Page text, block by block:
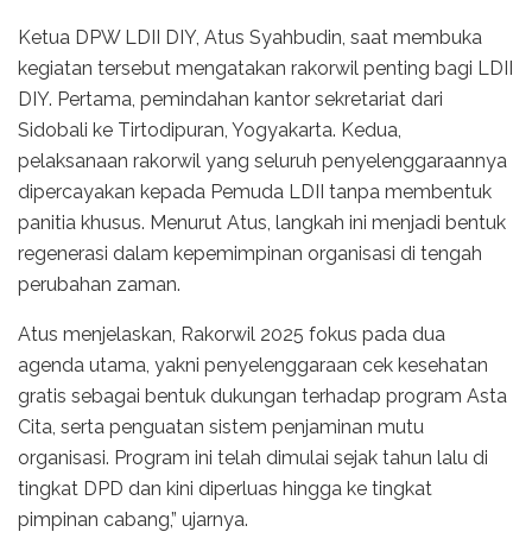
Ketua DPW LDII DIY, Atus Syahbudin, saat membuka
kegiatan tersebut mengatakan rakorwil penting bagi LDII
DIY. Pertama, pemindahan kantor sekretariat dari
Sidobali ke Tirtodipuran, Yogyakarta. Kedua,
pelaksanaan rakorwil yang seluruh penyelenggaraannya
dipercayakan kepada Pemuda LDII tanpa membentuk
panitia khusus. Menurut Atus, langkah ini menjadi bentuk
regenerasi dalam kepemimpinan organisasi di tengah
perubahan zaman.
Atus menjelaskan, Rakorwil 2025 fokus pada dua
agenda utama, yakni penyelenggaraan cek kesehatan
gratis sebagai bentuk dukungan terhadap program Asta
Cita, serta penguatan sistem penjaminan mutu
organisasi. Program ini telah dimulai sejak tahun lalu di
tingkat DPD dan kini diperluas hingga ke tingkat
pimpinan cabang,” ujarnya.